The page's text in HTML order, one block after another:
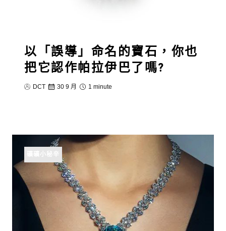
以「誤導」命名的寶石，你也
把它認作帕拉伊巴了嗎?
DCT 30 9 月 1 minute
礦礦小秘辛